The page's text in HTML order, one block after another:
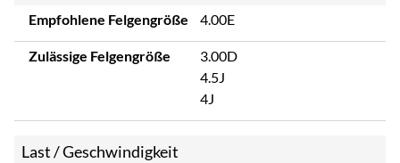
Empfohlene Felgengröße 4.00E
Zulässige Felgengröße
3.00D
4.5J
4J
Last / Geschwindigkeit